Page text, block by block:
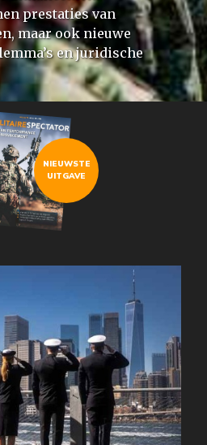
prestaties van
maar ook nieuwe
en juridische
NIEUWSTE
UITGAVE